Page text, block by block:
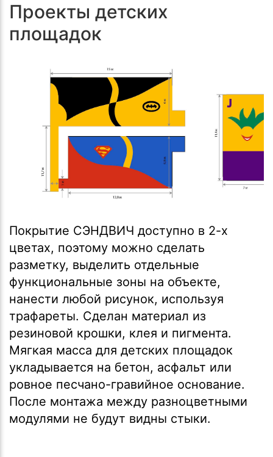
Проекты детских
площадок
Покрытие СЭНДВИЧ доступно в 2-х
цветах, поэтому можно сделать
разметку, выделить отдельные
функциональные зоны на объекте,
нанести любой рисунок, используя
трафареты. Сделан материал из
резиновой крошки, клея и пигмента.
Мягкая масса для детских площадок
укладывается на бетон, асфальт или
ровное песчано-гравийное основание.
После монтажа между разноцветными
модулями не будут видны стыки.